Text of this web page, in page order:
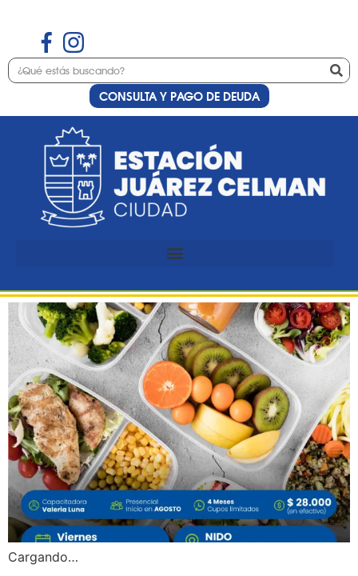
CONSULTA Y PAGO DE DEUDA
Etiqueta:gestión
Preinscripción al curso de
cocina especial viandas
Cargando…